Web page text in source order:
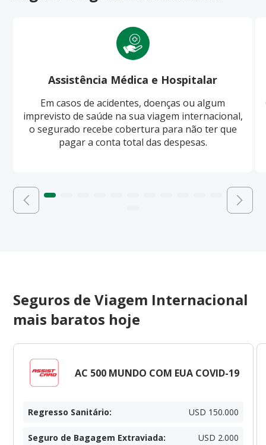
Assistência Médica e Hospitalar
Em casos de acidentes, doenças ou algum
imprevisto de saúde na sua viagem internacional,
o segurado recebe cobertura para não ter que
pagar a conta total das despesas.
Seguros de Viagem Internacional
mais baratos hoje
AC 500 MUNDO COM EUA COVID-19
Regresso Sanitário: USD 150.000
Seguro de Bagagem Extraviada: USD 2.000